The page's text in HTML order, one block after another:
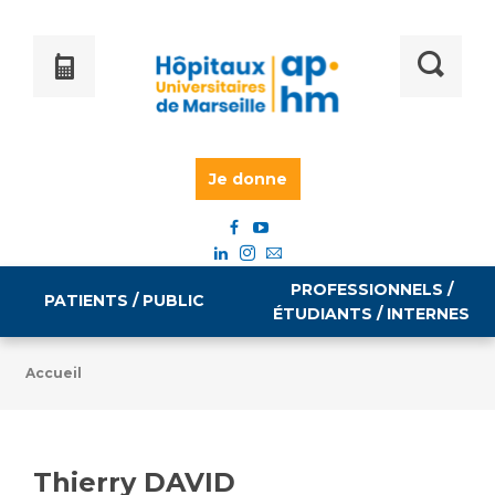
Je donne
PATIENTS / PUBLIC
PROFESSIONNELS /
ÉTUDIANTS / INTERNES
Emploi / formation
Accueil
Thierry DAVID